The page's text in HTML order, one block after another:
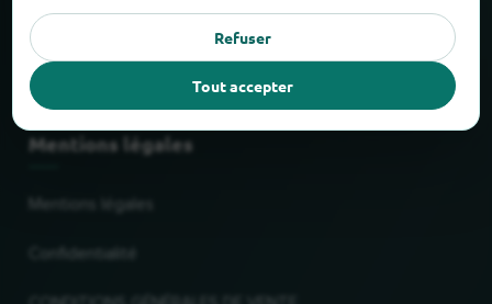
Faits et chiffres
Partenaires
Mentions légales
Refuser
Tout accepter